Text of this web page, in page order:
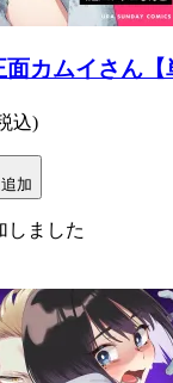
面カムイさん【
込)
加
しました